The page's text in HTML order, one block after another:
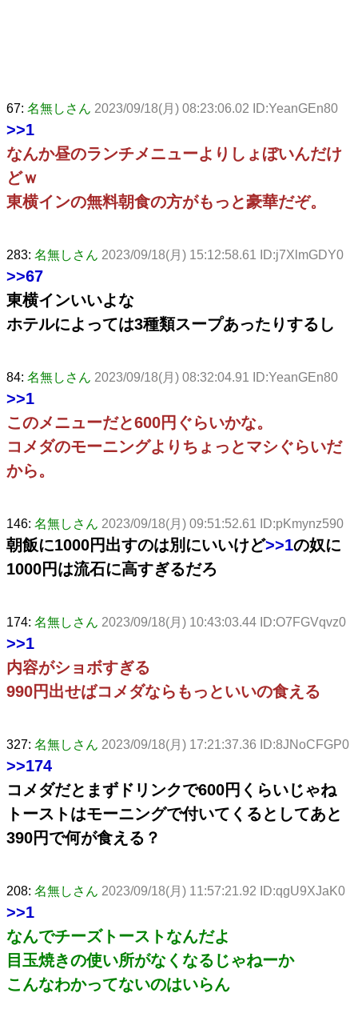
67: 名無しさん 2023/09/18(月) 08:23:06.02 ID:YeanGEn80
>>1
なんか昼のランチメニューよりしょぼいんだけ
どｗ
東横インの無料朝食の方がもっと豪華だぞ。
283: 名無しさん 2023/09/18(月) 15:12:58.61 ID:j7XlmGDY0
>>67
東横インいいよな
ホテルによっては3種類スープあったりするし
84: 名無しさん 2023/09/18(月) 08:32:04.91 ID:YeanGEn80
>>1
このメニューだと600円ぐらいかな。
コメダのモーニングよりちょっとマシぐらいだ
から。
146: 名無しさん 2023/09/18(月) 09:51:52.61 ID:pKmynz590
朝飯に1000円出すのは別にいいけど>>1の奴に
1000円は流石に高すぎるだろ
174: 名無しさん 2023/09/18(月) 10:43:03.44 ID:O7FGVqvz0
>>1
内容がショボすぎる
990円出せばコメダならもっといいの食える
327: 名無しさん 2023/09/18(月) 17:21:37.36 ID:8JNoCFGP0
>>174
コメダだとまずドリンクで600円くらいじゃね
トーストはモーニングで付いてくるとしてあと
390円で何が食える？
208: 名無しさん 2023/09/18(月) 11:57:21.92 ID:qgU9XJaK0
>>1
なんでチーズトーストなんだよ
目玉焼きの使い所がなくなるじゃねーか
こんなわかってないのはいらん